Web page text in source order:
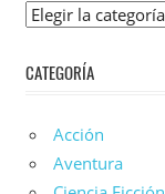
Lista
Anime
CATEGORÍA
Acción
Aventura